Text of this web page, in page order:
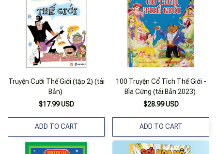
Truyện Cười Thế Giới (tập 2) (tái
Bản)
$17.99 USD
ADD TO CART
100 Truyện Cổ Tích Thế Giới -
Bìa Cứng (tái Bản 2023)
$28.99 USD
ADD TO CART